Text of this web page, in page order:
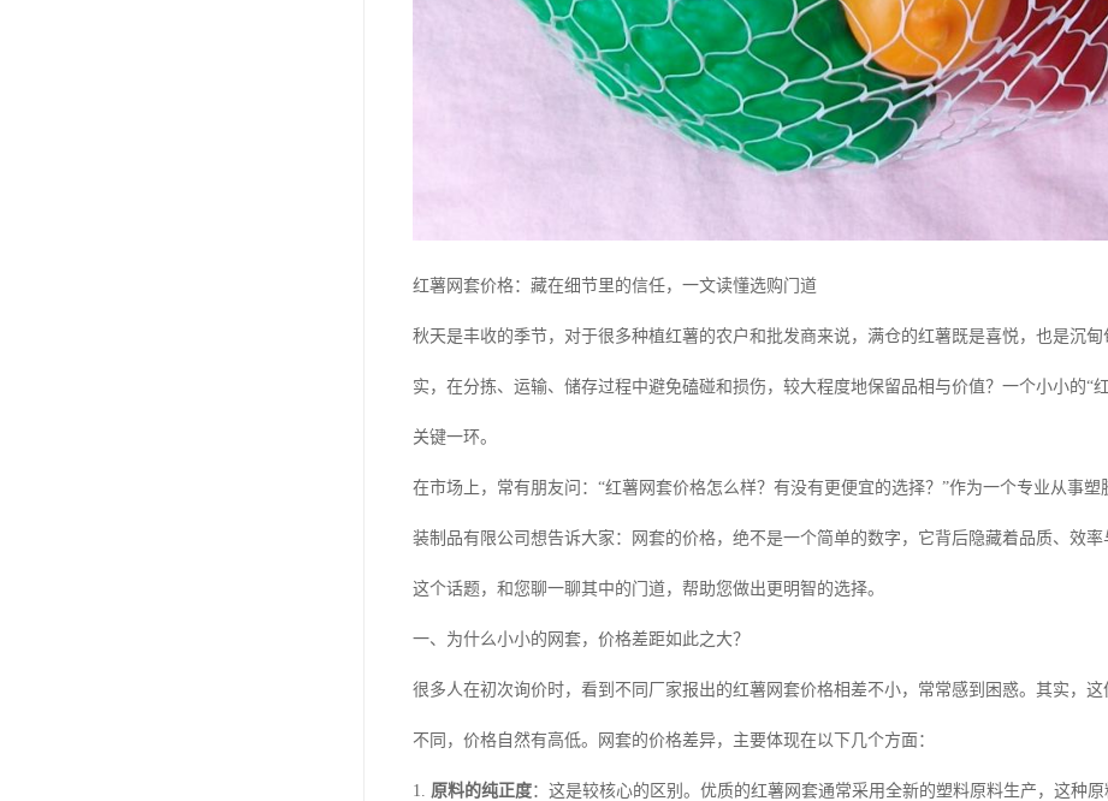
红薯网套价格：藏在细节里的信任，一文读懂选购门道
秋天是丰收的季节，对于很多种植红薯的农户和批发商来说，满仓的红薯既是喜悦，也是沉
实，在分拣、运输、储存过程中避免磕碰和损伤，较大程度地保留品相与价值？一个小小的“
关键一环。
在市场上，常有朋友问：“红薯网套价格怎么样？有没有更便宜的选择？”作为一个专业从事
装制品有限公司想告诉大家：网套的价格，绝不是一个简单的数字，它背后隐藏着品质、效
这个话题，和您聊一聊其中的门道，帮助您做出更明智的选择。
一、为什么小小的网套，价格差距如此之大？
很多人在初次询价时，看到不同厂家报出的红薯网套价格相差不小，常常感到困惑。其实，
不同，价格自然有高低。网套的价格差异，主要体现在以下几个方面：
1. 原料的纯正度：这是较核心的区别。优质的红薯网套通常采用全新的塑料原料生产，这种